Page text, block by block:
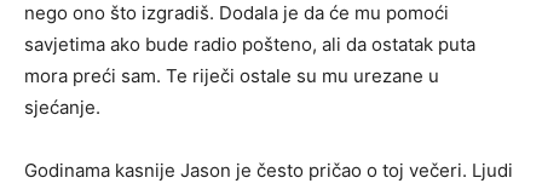
nego ono što izgradiš. Dodala je da će mu pomoći
savjetima ako bude radio pošteno, ali da ostatak puta
mora preći sam. Te riječi ostale su mu urezane u
sjećanje.
Godinama kasnije Jason je često pričao o toj večeri. Ljudi